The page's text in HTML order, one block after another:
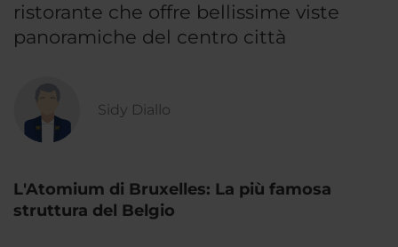
ristorante che offre bellissime viste
panoramiche del centro città
Sidy Diallo
L'Atomium di Bruxelles: La più famosa
struttura del Belgio